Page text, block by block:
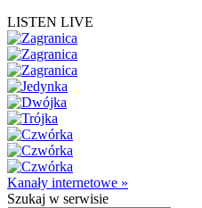
LISTEN LIVE
Kanały internetowe »
Szukaj w serwisie